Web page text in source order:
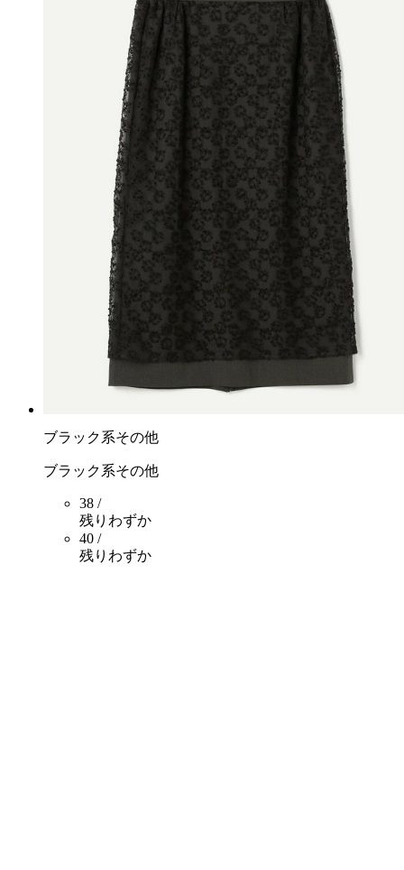
ブラック系その他
ブラック系その他
38 /
残りわずか
40 /
残りわずか